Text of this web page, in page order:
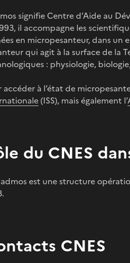
signifie Centre d’Aide au
il accompagne les
en micropesanteur, dans un
qui agit à la surface de la
: physiologie,
accéder à l’état de
(ISS), mais également l’
du CNES
est une structure
CNES